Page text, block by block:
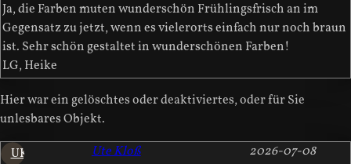
Ja, die Farben muten wunderschön Frühlingsfrisch an im
Gegensatz zu jetzt, wenn es vielerorts einfach nur noch braun
ist. Sehr schön gestaltet in wunderschönen Farben!
LG, Heike
Hier war ein gelöschtes oder deaktiviertes, oder für Sie
unlesbares Objekt.
UK
2026-07-08
Ute Kloß